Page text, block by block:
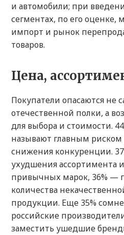
и автомобили; при
сегментах, по его оценке,
импорт и рынок
товаров.
Цена,
Покупатели опасаются не
отечественной полки, а
для выбора и стоимости.
называют главным риском
снижения конкуренции.
ухудшения ассортимента
привычных марок, 36% —
количества
продукции. Еще 35%
российские
заместить ушедшие